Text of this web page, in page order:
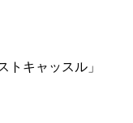
トキャッスル」